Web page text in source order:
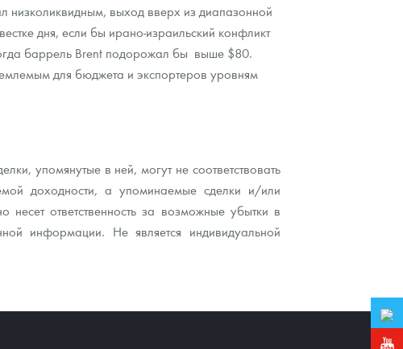
низколиквидным, выход вверх из диапазонной
дня, если бы ирано-израильский конфликт
баррель Brent подорожал бы выше $80.
для бюджета и экспортеров уровням
упомянутые в ней, могут не соответствовать
доходности, а упоминаемые сделки и/или
ответственность за возможные убытки в
информации. Не является индивидуальной